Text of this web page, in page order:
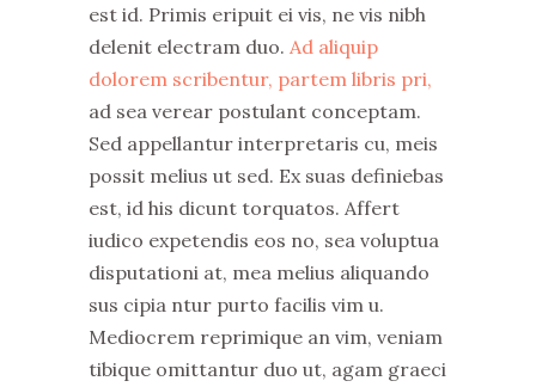
est id. Primis eripuit ei vis, ne vis nibh
delenit electram duo. Ad aliquip
dolorem scribentur, partem libris pri,
ad sea verear postulant conceptam.
Sed appellantur interpretaris cu, meis
possit melius ut sed. Ex suas definiebas
est, id his dicunt torquatos. Affert
iudico expetendis eos no, sea voluptua
disputationi at, mea melius aliquando
sus cipia ntur purto facilis vim u.
Mediocrem reprimique an vim, veniam
tibique omittantur duo ut, agam graeci